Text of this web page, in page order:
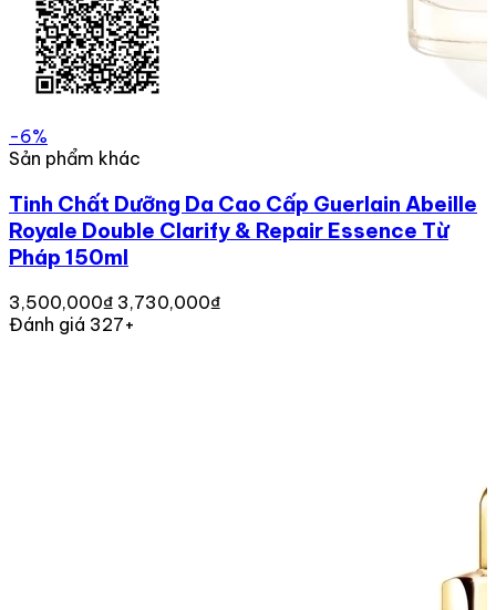
-6%
Sản phẩm khác
Tinh Chất Dưỡng Da Cao Cấp Guerlain Abeille
Royale Double Clarify & Repair Essence Từ
Pháp 150ml
3,500,000₫ 3,730,000₫
Đánh giá 327+